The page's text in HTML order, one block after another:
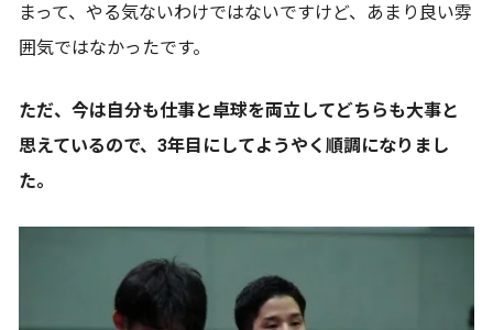
まって、やる気ないわけではないですけど、あまり良い雰
囲気ではなかったです。
ただ、今は自分も仕事と卓球を両立してどちらも大事と
思えているので、3年目にしてようやく順調になりまし
た。